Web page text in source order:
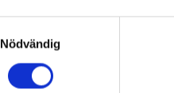
Nödvändig